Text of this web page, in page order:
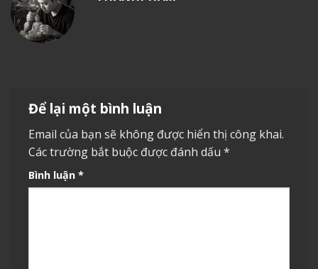
Để lại một bình luận
Email của bạn sẽ không được hiển thị công khai.
Các trường bắt buộc được đánh dấu *
Bình luận *